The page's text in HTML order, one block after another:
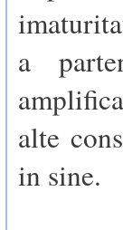
a
alte
in sine.